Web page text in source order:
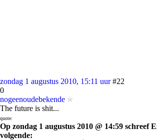
zondag 1 augustus 2010, 15:11 uur #22
0
nogeenoudebekende
The future is shit...
quote:
Op zondag 1 augustus 2010 @ 14:59 schreef
volgende: